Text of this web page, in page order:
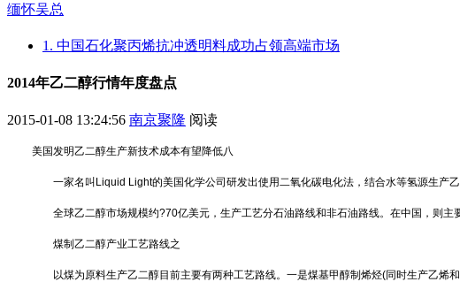
缅怀吴总
1. 中国石化聚丙烯抗冲透明料成功占领高端市场
2014年乙二醇行情年度盘点
2015-01-08 13:24:56 南京聚隆 阅读
美国发明乙二醇生产新技术成本有望降低八
一家名叫Liquid Light的美国化学公司研发出使用二氧化碳电化法，结合水等氢源生产
全球乙二醇市场规模约?70亿美元，生产工艺分石油路线和非石油路线。在中国，则主
煤制乙二醇产业工艺路线之
以煤为原料生产乙二醇目前主要有两种工艺路线。一是煤基甲醇制烯烃(同时生产乙烯